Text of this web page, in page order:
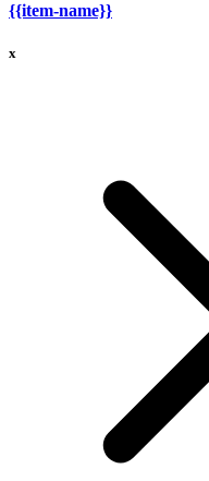
{{item-name}}
x